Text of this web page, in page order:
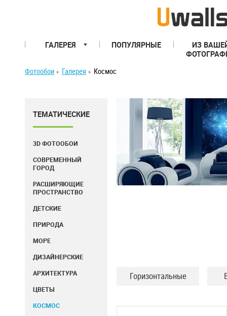
ГАЛЕРЕЯ ПОПУЛЯРНЫЕ
ИЗ
Фотообои
Галерея Космос
ТЕМАТИЧЕСКИЕ
3D ФОТООБОИ
СОВРЕМЕННЫЙ
ГОРОД
РАСШИРЯЮЩИЕ
ПРОСТРАНСТВО
ДЕТСКИЕ
ПРИРОДА
МОРЕ
ДИЗАЙНЕРСКИЕ
АРХИТЕКТУРА
ЦВЕТЫ
КОСМОС
Горизонтальные